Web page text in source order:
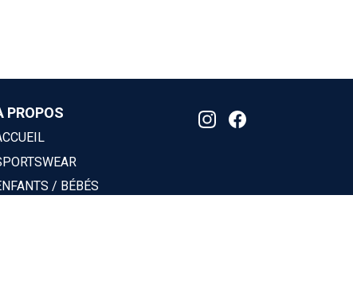
PROPOS
/ BÉBÉS